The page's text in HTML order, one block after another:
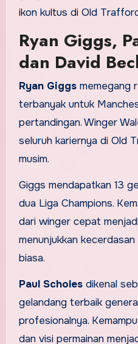
ikon kultus di Old
Ryan Giggs,
dan David
Ryan Giggsmemegang
terbanyak untuk
pertandingan. Winger
seluruh kariernya di Old
musim.
Giggs mendapatkan 13
dua Liga Champions.
dari winger cepat
menunjukkan
biasa.
Paul Scholesdikenal
gelandang terbaik
profesionalnya.
dan visi permainan